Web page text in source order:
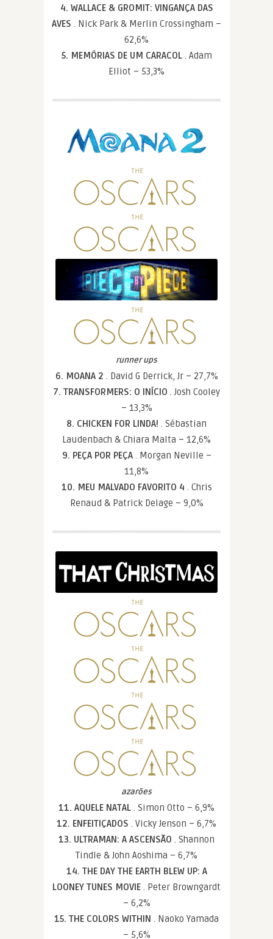
4. WALLACE & GROMIT: VINGANÇA DAS
AVES . Nick Park & Merlin Crossingham –
62,6%
5. MEMÓRIAS DE UM CARACOL . Adam
Elliot – 53,3%
runner ups
6. MOANA 2 . David G Derrick, Jr – 27,7%
7. TRANSFORMERS: O INÍCIO . Josh Cooley
– 13,3%
8. CHICKEN FOR LINDA! . Sébastian
Laudenbach & Chiara Malta – 12,6%
9. PEÇA POR PEÇA . Morgan Neville –
11,8%
10. MEU MALVADO FAVORITO 4 . Chris
Renaud & Patrick Delage – 9,0%
azarões
11. AQUELE NATAL . Simon Otto – 6,9%
12. ENFEITIÇADOS . Vicky Jenson – 6,7%
13. ULTRAMAN: A ASCENSÃO . Shannon
Tindle & John Aoshima – 6,7%
14. THE DAY THE EARTH BLEW UP: A
LOONEY TUNES MOVIE . Peter Browngardt
– 6,2%
15. THE COLORS WITHIN . Naoko Yamada
– 5,6%